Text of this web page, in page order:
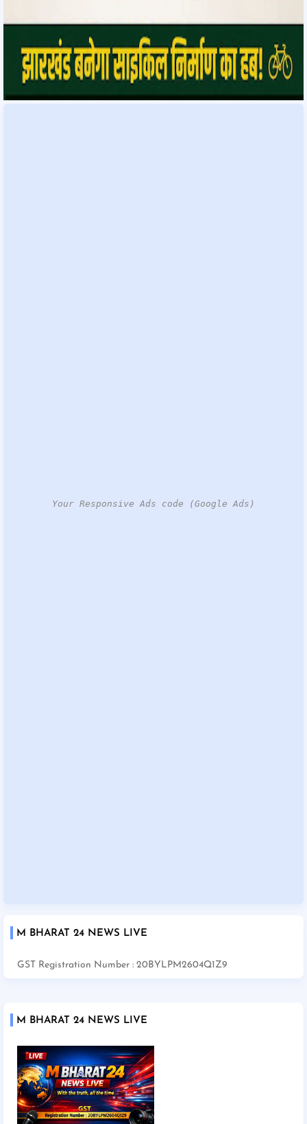
Your Responsive Ads code (Google Ads)
M BHARAT 24 NEWS LIVE
GST Registration Number : 20BYLPM2604Q1Z9
M BHARAT 24 NEWS LIVE